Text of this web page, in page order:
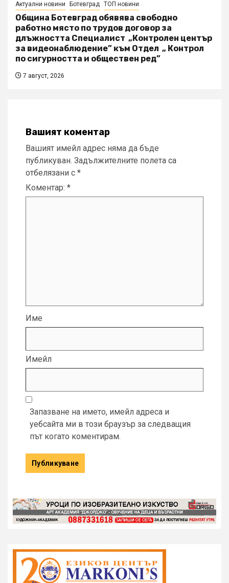
Актуални новини Ботевград ТОП новини
Община Ботевград обявява свободно
работно място по трудов договор за
длъжността Специалист „Контролен център
за видеонаблюдение” към Отдел „ Контрол
по сигурността и обществен ред”
7 август, 2026
Вашият коментар
Вашият имейл адрес няма да бъде
публикуван. Задължителните полета са
отбелязани с *
Коментар: *
Име
Имейл
Запазване на името, имейл адреса и
уебсайта ми в този браузър за следващия
път когато коментирам.